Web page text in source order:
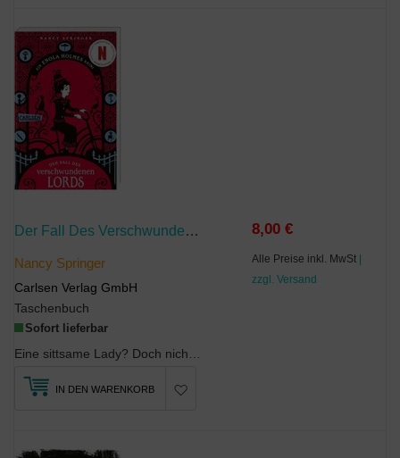
Der Fall Des Verschwundenen Lords
Nancy Springer
Carlsen Verlag GmbH
Taschenbuch
Sofort lieferbar
8,00 €
Alle Preise inkl. MwSt |
zzgl. Versand
IN DEN WARENKORB